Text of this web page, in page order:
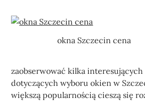
okna Szczecin cena
zaobserwować kilka
dotyczących wyboru okien w
większą popularnością cieszą się